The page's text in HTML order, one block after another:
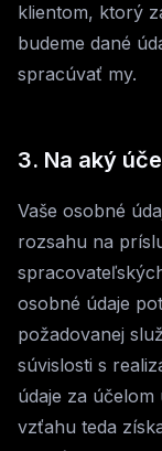
klientom, ktorý
budeme dané
spracúvať my.
3. Na aký
Vaše osobné
rozsahu na
osobné údaje
požadovanej
súvislosti s
údaje za
vzťahu teda